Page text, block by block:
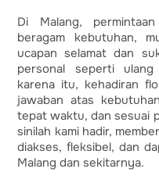
Di Malang,
beragam kebutuhan,
ucapan selamat dan
personal seperti
karena itu, kehadiran
jawaban atas
tepat waktu, dan sesuai
sinilah kami hadir,
diakses, fleksibel, dan
Malang dan sekitarnya.